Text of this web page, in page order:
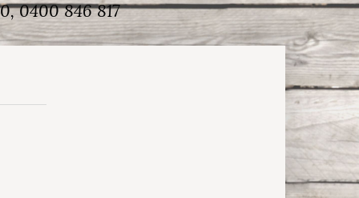
0400 846 817